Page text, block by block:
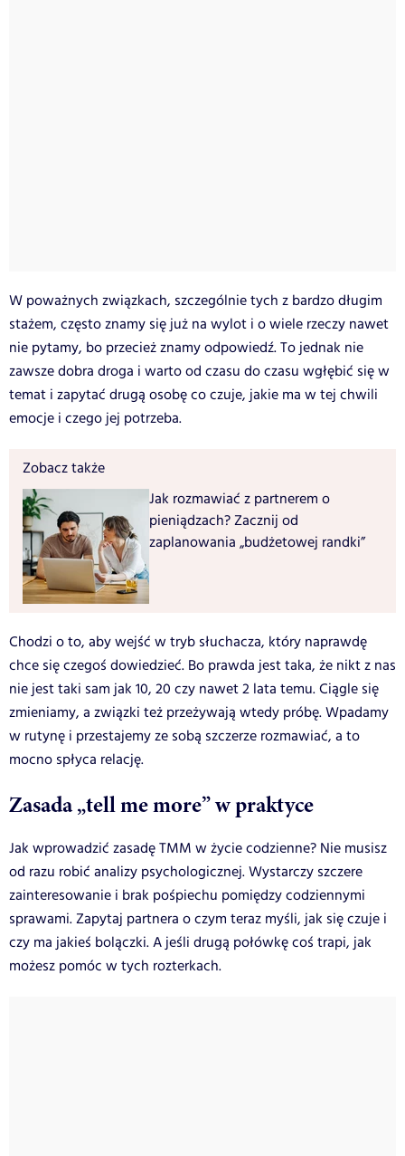
W poważnych związkach, szczególnie tych z bardzo długim
stażem, często znamy się już na wylot i o wiele rzeczy nawet
nie pytamy, bo przecież znamy odpowiedź. To jednak nie
zawsze dobra droga i warto od czasu do czasu wgłębić się w
temat i zapytać drugą osobę co czuje, jakie ma w tej chwili
emocje i czego jej potrzeba.
Zobacz także
Jak rozmawiać z partnerem o
pieniądzach? Zacznij od
zaplanowania „budżetowej randki”
Chodzi o to, aby wejść w tryb słuchacza, który naprawdę
chce się czegoś dowiedzieć. Bo prawda jest taka, że nikt z nas
nie jest taki sam jak 10, 20 czy nawet 2 lata temu. Ciągle się
zmieniamy, a związki też przeżywają wtedy próbę. Wpadamy
w rutynę i przestajemy ze sobą szczerze rozmawiać, a to
mocno spłyca relację.
Zasada„tell me more”w praktyce
Jak wprowadzić zasadę TMM w życie codzienne? Nie musisz
od razu robić analizy psychologicznej. Wystarczy szczere
zainteresowanie i brak pośpiechu pomiędzy codziennymi
sprawami. Zapytaj partnera o czym teraz myśli, jak się czuje i
czy ma jakieś bolączki. A jeśli drugą połówkę coś trapi, jak
możesz pomóc w tych rozterkach.